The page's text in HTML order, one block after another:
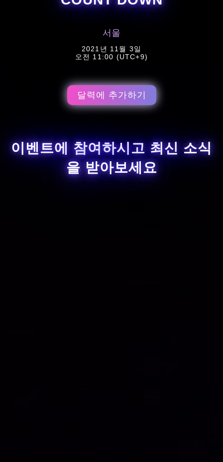
서울
2021년 11월 3일
오전 11:00 (UTC+9)
달력에 추가하기
이벤트에 참여하시고 최신 소식
을 받아보세요